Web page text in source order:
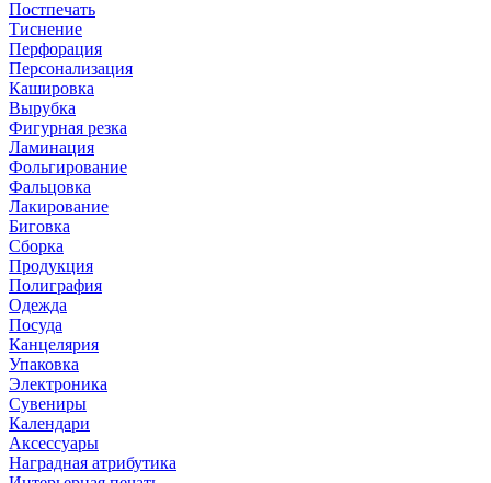
Постпечать
Тиснение
Перфорация
Персонализация
Кашировка
Вырубка
Фигурная резка
Ламинация
Фольгирование
Фальцовка
Лакирование
Биговка
Сборка
Продукция
Полиграфия
Одежда
Посуда
Канцелярия
Упаковка
Электроника
Сувениры
Календари
Аксессуары
Наградная атрибутика